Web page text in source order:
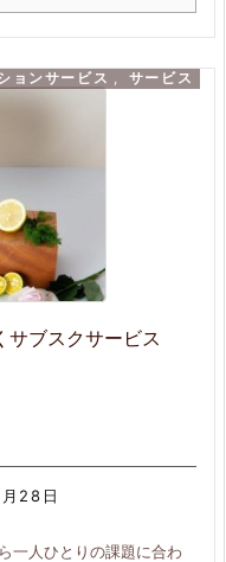
サブスクサービス
28日
ョンサービス , サービス
一人ひとりの課題に合わ